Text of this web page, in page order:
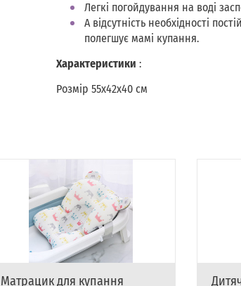
Легкі погойдування на воді
А відсутність необхідності
полегшує мамі купання.
Характеристики :
Розмір 55х42х40 см
Матрацик для купання